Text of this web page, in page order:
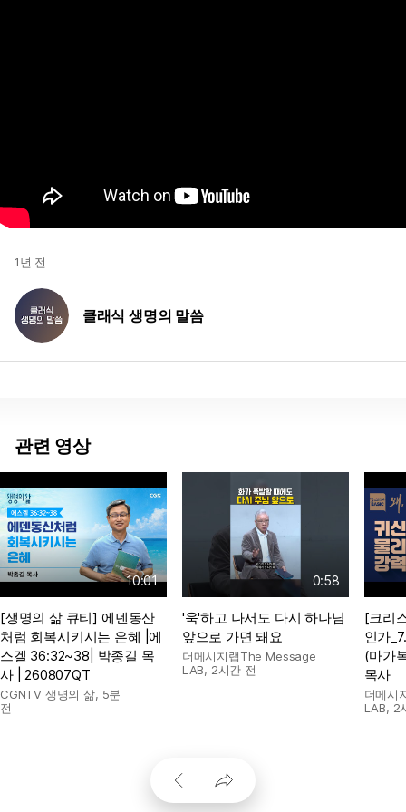
1년 전
클래식 생명의 말씀
관련 영상
10:01
[생명의 삶 큐티] 에덴동산
처럼 회복시키시는 은혜 |에
스겔 36:32~38| 박종길 목
사 | 260807QT
CGNTV 생명의 삶, 5분
전
0:58
'욱'하고 나서도 다시 하나님
앞으로 가면 돼요
더메시지랩The Message
LAB, 2시간 전
[크리
인가
(마가
목사
더메시
LAB, 2